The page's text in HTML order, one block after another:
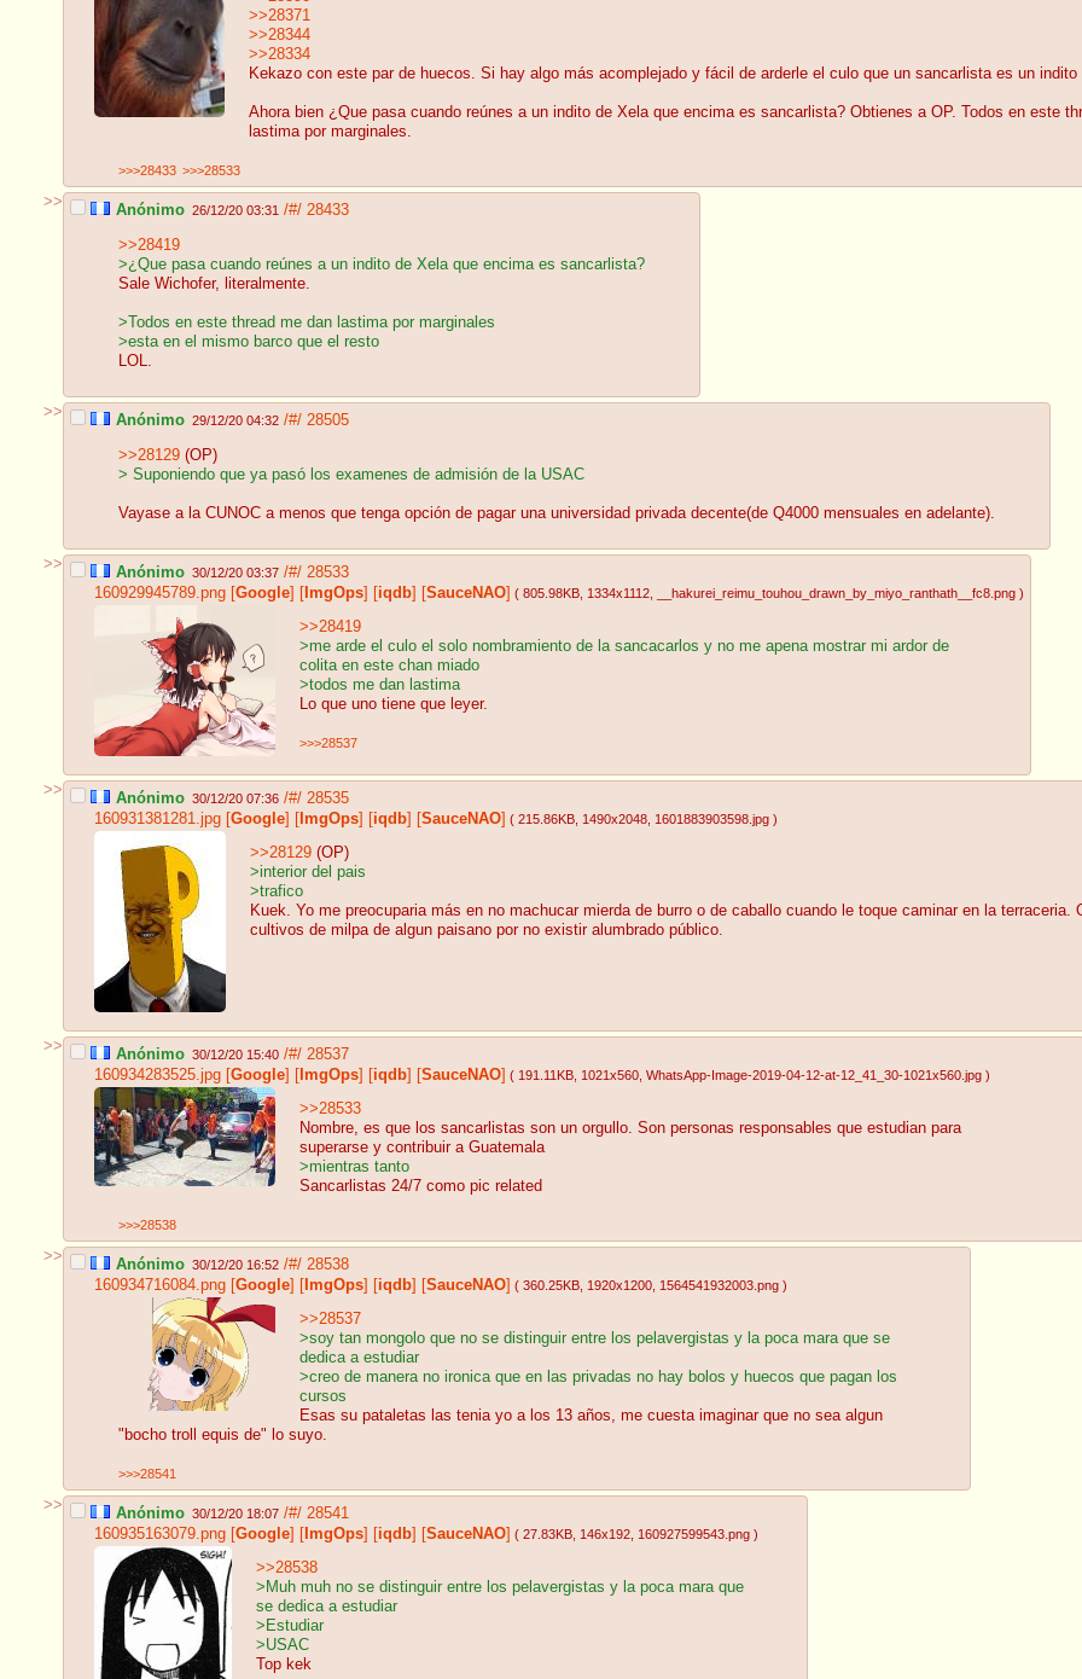
>>28371
>>28344
>>28334
Kekazo con este par de huecos. Si hay algo más acomplejado y fácil de arderle el culo que un sancarlista es un indito
Ahora bien ¿Que pasa cuando reúnes a un indito de Xela que encima es sancarlista? Obtienes a OP. Todos en este
lastima por marginales.
>>>28433 >>>28533
>> Anónimo 26/12/20 03:31 /#/ 28433
>>28419
>¿Que pasa cuando reúnes a un indito de Xela que encima es sancarlista?
Sale Wichofer, literalmente.
>Todos en este thread me dan lastima por marginales
>esta en el mismo barco que el resto
LOL.
>> Anónimo 29/12/20 04:32 /#/ 28505
>>28129 (OP)
> Suponiendo que ya pasó los examenes de admisión de la USAC
Vayase a la CUNOC a menos que tenga opción de pagar una universidad privada decente(de Q4000 mensuales en adelante).
>> Anónimo 30/12/20 03:37 /#/ 28533
160929945789.png [Google] [ ImgOps] [iqdb] [SauceNAO] ( 805.98KB , 1334x1112 , __hakurei_reimu_touhou_drawn_by_miyo_ranthath__fc8.png )
>>28419
>me arde el culo el solo nombramiento de la sancacarlos y no me apena mostrar mi ardor de
colita en este chan miado
>todos me dan lastima
Lo que uno tiene que leyer.
>>>28537
>> Anónimo 30/12/20 07:36 /#/ 28535
160931381281.jpg [Google] [ ImgOps] [iqdb] [SauceNAO] ( 215.86KB , 1490x2048 , 1601883903598.jpg )
>>28129 (OP)
>interior del pais
>trafico
Kuek. Yo me preocuparia más en no machucar mierda de burro o de caballo cuando le toque caminar en la
cultivos de milpa de algun paisano por no existir alumbrado público.
>> Anónimo 30/12/20 15:40 /#/ 28537
160934283525.jpg [Google] [ ImgOps] [iqdb] [SauceNAO] ( 191.11KB , 1021x560 , WhatsApp-Image-2019-04-12-at-12_41_30-1021x560.jpg )
>>28533
Nombre, es que los sancarlistas son un orgullo. Son personas responsables que estudian para
superarse y contribuir a Guatemala
>mientras tanto
Sancarlistas 24/7 como pic related
>>>28538
>> Anónimo 30/12/20 16:52 /#/ 28538
160934716084.png [Google] [ ImgOps] [iqdb] [SauceNAO] ( 360.25KB , 1920x1200 , 1564541932003.png )
>>28537
>soy tan mongolo que no se distinguir entre los pelavergistas y la poca mara que se
dedica a estudiar
>creo de manera no ironica que en las privadas no hay bolos y huecos que pagan los
cursos
Esas su pataletas las tenia yo a los 13 años, me cuesta imaginar que no sea algun
"bocho troll equis de" lo suyo.
>>>28541
>> Anónimo 30/12/20 18:07 /#/ 28541
160935163079.png [Google] [ ImgOps] [iqdb] [SauceNAO] ( 27.83KB , 146x192 , 160927599543.png )
>>28538
>Muh muh no se distinguir entre los pelavergistas y la poca mara que
se dedica a estudiar
>Estudiar
>USAC
Top kek